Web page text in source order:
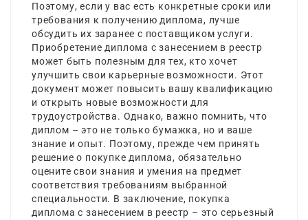
Поэтому, если у вас есть конкретные сроки или
требования к получению диплома, лучше
обсудить их заранее с поставщиком услуги.
Приобретение диплома с занесением в реестр
может быть полезным для тех, кто хочет
улучшить свои карьерные возможности. Этот
документ может повысить вашу квалификацию
и открыть новые возможности для
трудоустройства. Однако, важно помнить, что
диплом – это не только бумажка, но и ваше
знание и опыт. Поэтому, прежде чем принять
решение о покупке диплома, обязательно
оцените свои знания и умения на предмет
соответствия требованиям выбранной
специальности. В заключение, покупка
диплома с занесением в реестр – это серьезный